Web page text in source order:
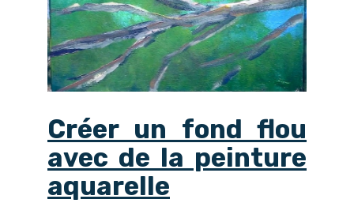
Créer un fond flou
avec de la peinture
aquarelle